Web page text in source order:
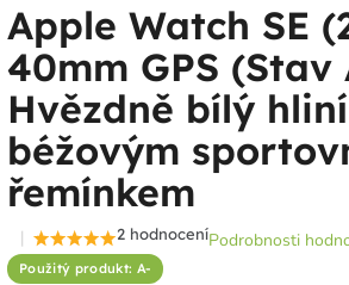
Apple Watch SE
40mm GPS (Stav
Hvězdně bílý
béžovým
řemínkem
Použitý produkt: A-
Průměrné
2 hodnoceníPodrobnosti